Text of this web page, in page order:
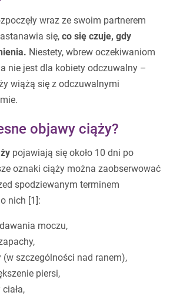
wraz ze swoim partnerem
się, co się czuje, gdy
Niestety, wbrew oczekiwaniom
nie jest dla kobiety odczuwalny –
wiążą się z odczuwalnymi
objawy ciąży?
pojawiają się około 10 dni po
oznaki ciąży można zaobserwować
spodziewanym terminem
nich [1]:
moczu,
(w szczególności nad ranem),
piersi,